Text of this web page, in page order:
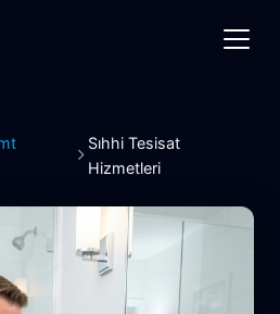
Sıhhi Tesisat
Hizmetleri